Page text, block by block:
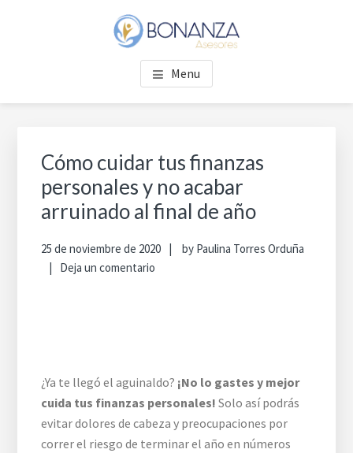
BONANZA ASESORES
Menu
Cómo cuidar tus finanzas
personales y no acabar
arruinado al final de año
25 de noviembre de 2020 by Paulina Torres Orduña
Deja un comentario
¿Ya te llegó el aguinaldo? ¡No lo gastes y mejor
cuida tus finanzas personales!Solo así podrás
evitar dolores de cabeza y preocupaciones por
correr el riesgo de terminar el año en números
lateral
principal